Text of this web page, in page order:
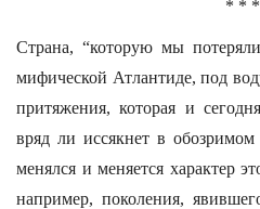
* * *
Страна, “которую мы
мифической Атлантиде, под
притяжения, которая и
вряд ли иссякнет в
менялся и меняется характер
например, поколения,